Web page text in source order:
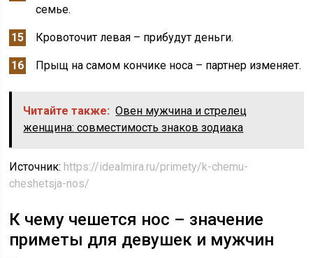
семье.
Кровоточит левая – прибудут деньги.
Прыщ на самом кончике носа – партнер изменяет.
Читайте также: Овен мужчина и стрелец
женщина: совместимость знаков зодиака
Источник: https://idealmira.ru/primety/k-chemu-
cheshetsja-nos/
К чему чешется нос – значение
приметы для девушек и мужчин